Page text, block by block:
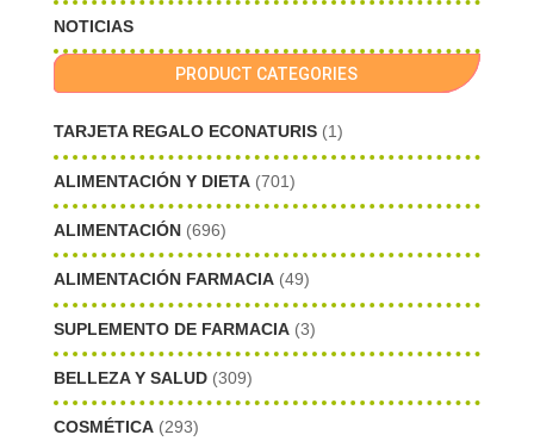
NOTICIAS
PRODUCT CATEGORIES
TARJETA REGALO ECONATURIS (1)
ALIMENTACIÓN Y DIETA (701)
ALIMENTACIÓN (696)
ALIMENTACIÓN FARMACIA (49)
SUPLEMENTO DE FARMACIA (3)
BELLEZA Y SALUD (309)
COSMÉTICA (293)